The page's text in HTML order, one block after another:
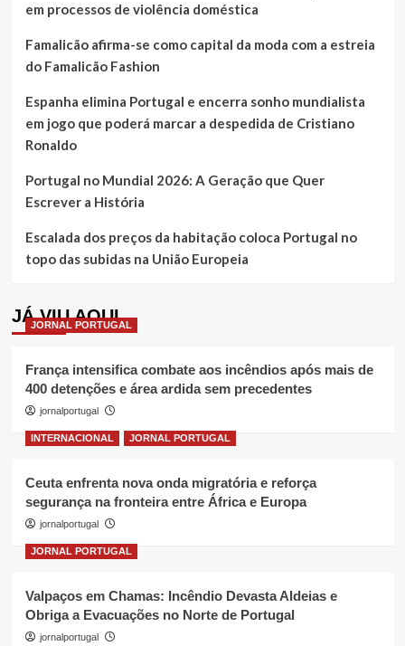
em processos de violência doméstica
Famalicão afirma-se como capital da moda com a estreia
do Famalicão Fashion
Espanha elimina Portugal e encerra sonho mundialista
em jogo que poderá marcar a despedida de Cristiano
Ronaldo
Portugal no Mundial 2026: A Geração que Quer
Escrever a História
Escalada dos preços da habitação coloca Portugal no
topo das subidas na União Europeia
JÁ VIU AQUI
JORNAL PORTUGAL
França intensifica combate aos incêndios após mais de
400 detenções e área ardida sem precedentes
jornalportugal
INTERNACIONAL JORNAL PORTUGAL
Ceuta enfrenta nova onda migratória e reforça
segurança na fronteira entre África e Europa
jornalportugal
JORNAL PORTUGAL
Valpaços em Chamas: Incêndio Devasta Aldeias e
Obriga a Evacuações no Norte de Portugal
jornalportugal